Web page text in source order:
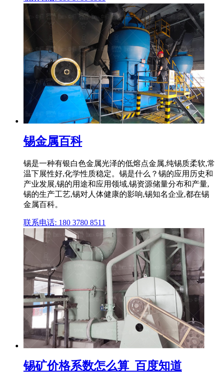
锡金属百科
锡是一种有银白色金属光泽的低熔点金属,纯锡质柔软,常
温下展性好,化学性质稳定。锡是什么？锡的应用历史和
产业发展,锡的用途和应用领域,锡资源储量分布和产量,
锡的生产工艺,锡对人体健康的影响,锡知名企业,都在锡
金属百科。
联系电话: 180 3780 8511
锡矿价格系数怎么算_百度知道